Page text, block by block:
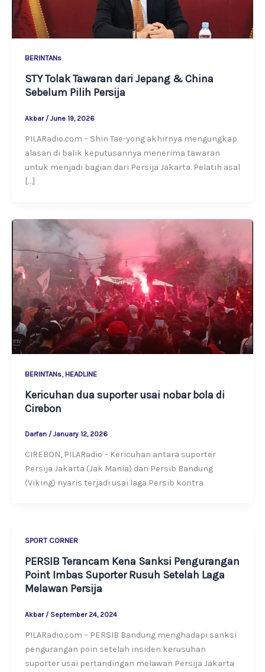
BERINTANs
STY Tolak Tawaran dari Jepang & China
Sebelum Pilih Persija
Akbar / June 19, 2026
PILARadio.com – Shin Tae-yong akhirnya mengungkap
alasan di balik keputusannya menerima tawaran
untuk menjadi bagian dari Persija Jakarta. Pelatih asal
[…]
BERINTANs, HEADLINE
Kericuhan dua suporter usai nobar bola di
Cirebon
Darfan / January 12, 2026
CIREBON, PILARadio – Kericuhan antara suporter
Persija Jakarta (Jak Mania) dan Persib Bandung
(Viking) nyaris terjadi usai laga Persib kontra
SPORT CORNER
PERSIB Terancam Kena Sanksi Pengurangan
Point Imbas Suporter Rusuh Setelah Laga
Melawan Persija
Akbar / September 24, 2024
PILARadio.com – PERSIB Bandung menghadapi sanksi
pengurangan poin setelah insiden kerusuhan
suporter usai pertandingan melawan Persija Jakarta